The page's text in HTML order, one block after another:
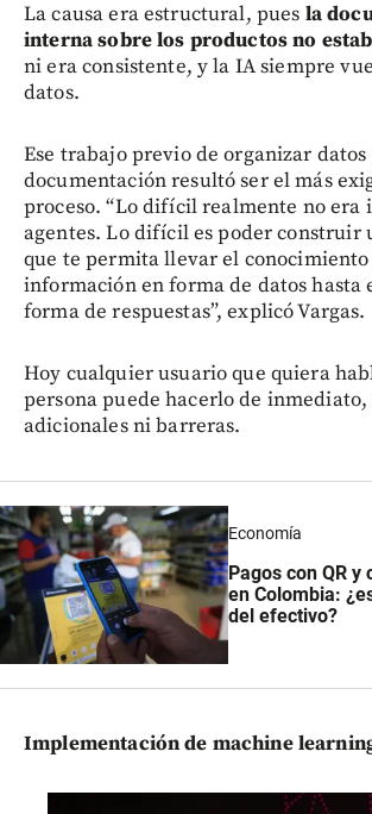
La causa era estructural, pues la
interna sobre los productos no
ni era consistente, y la IA siempre
datos.
Ese trabajo previo de organizar datos
documentación resultó ser el más
proceso. “Lo difícil realmente no era
agentes. Lo difícil es poder construir
que te permita llevar el
información en forma de datos hasta
forma de respuestas”, explicó Vargas.
Hoy cualquier usuario que quiera
persona puede hacerlo de
adicionales ni barreras.
Economía
Pagos con QR
en Colombia:
del efectivo?
Implementación de machine